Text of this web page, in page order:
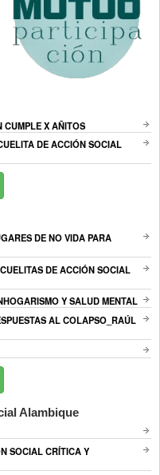
CUMPLE X AÑITOS
DE ACCIÓN SOCIAL
DE NO VIDA PARA
DE ACCIÓN SOCIAL
Y SALUD MENTAL
AL COLAPSO_RAÚL
Alambique
SOCIAL CRÍTICA Y